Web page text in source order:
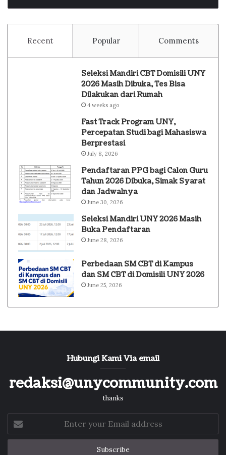
Recent Popular Comments
Seleksi Mandiri CBT Domisili UNY
2026 Masih Dibuka, Tes Bisa
Dilakukan dari Rumah
4 weeks ago
Fast Track Program UNY,
Percepatan Studi bagi Mahasiswa
Berprestasi
July 8, 2026
Pendaftaran PPG bagi Calon Guru
Tahun 2026 Dibuka, Simak Syarat
dan Jadwalnya
June 30, 2026
Seleksi Mandiri UNY 2026 Masih
Buka Pendaftaran
June 28, 2026
Perbedaan SM CBT di Kampus
dan SM CBT di Domisili UNY 2026
June 25, 2026
Hubungi Kami Via email
redaksi@unycommunity.com
thanks
Enter
your
Email